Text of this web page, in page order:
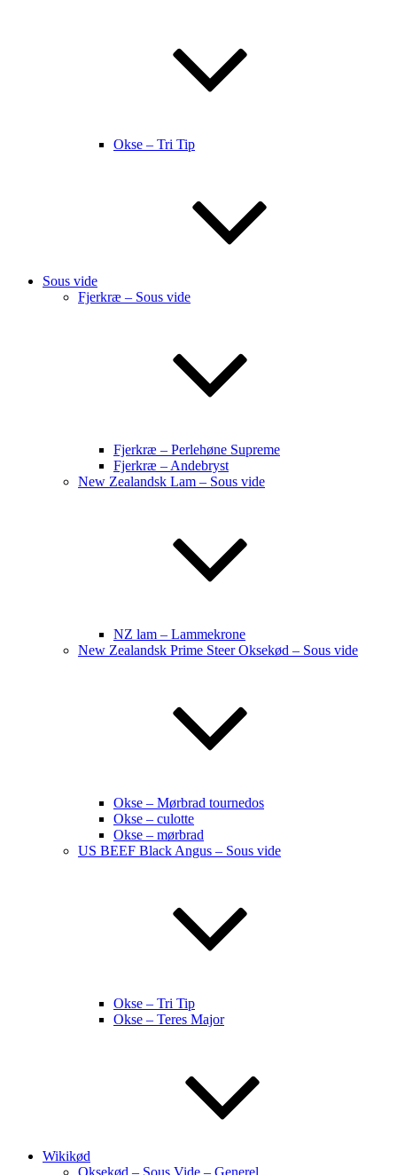
Okse – Tri Tip
Sous vide
Fjerkræ – Sous vide
Fjerkræ – Perlehøne Supreme
Fjerkræ – Andebryst
New Zealandsk Lam – Sous vide
NZ lam – Lammekrone
New Zealandsk Prime Steer Oksekød – Sous vide
Okse – Mørbrad tournedos
Okse – culotte
Okse – mørbrad
US BEEF Black Angus – Sous vide
Okse – Tri Tip
Okse – Teres Major
Wikikød
Oksekød – Sous Vide – Generel